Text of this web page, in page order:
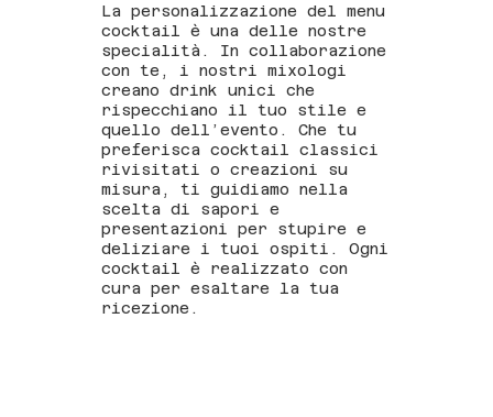
La personalizzazione del menu
cocktail è una delle nostre
specialità. In collaborazione
con te, i nostri mixologi
creano drink unici che
rispecchiano il tuo stile e
quello dell’evento. Che tu
preferisca cocktail classici
rivisitati o creazioni su
misura, ti guidiamo nella
scelta di sapori e
presentazioni per stupire e
deliziare i tuoi ospiti. Ogni
cocktail è realizzato con
cura per esaltare la tua
ricezione.